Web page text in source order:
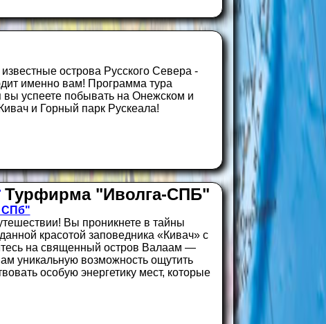
острова Русского Севера -
именно вам! Программа тура
вы успеете побывать на Онежском и
и Горный парк Рускеала!
Турфирма "Иволга-СПБ"
СПб"
Вы проникнете в тайны
красотой заповедника «Кивач» с
на священный остров Валаам —
уникальную возможность ощутить
особую энергетику мест, которые